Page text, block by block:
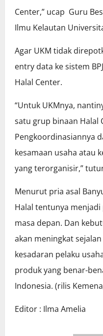
Center,” ucap Guru
Ilmu Kelautan
Agar UKM tidak
entry data ke sistem
Halal Center.
“Untuk UKMnya,
satu grup binaan Halal
Pengkoordinasiannya
kesamaan usaha atau
yang terorganisir,”
Menurut pria asal
Halal tentunya
masa depan. Dan
akan meningkat
kesadaran pelaku
produk yang benar-
Indonesia. (rilis
Editor : Ilma Amelia